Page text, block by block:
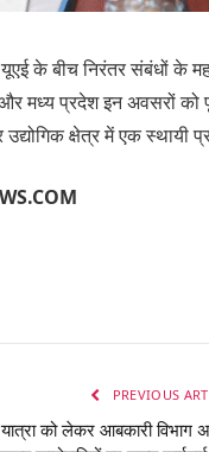
के बीच निरंतर संबंधों के
मध्य प्रदेश इन अवसरों को
क्षेत्र में एक स्थायी
PREVIOUS
को लेकर आबकारी विभाग